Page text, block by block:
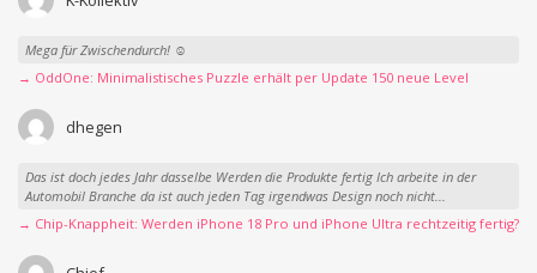
Mega für Zwischendurch! ☺️
→ OddOne: Minimalistisches Puzzle erhält per Update 150 neue Level
dhegen
Das ist doch jedes Jahr dasselbe Werden die Produkte fertig Ich arbeite in der
Automobil Branche da ist auch jeden Tag irgendwas Design noch nicht...
→ Chip-Knappheit: Werden iPhone 18 Pro und iPhone Ultra rechtzeitig fertig?